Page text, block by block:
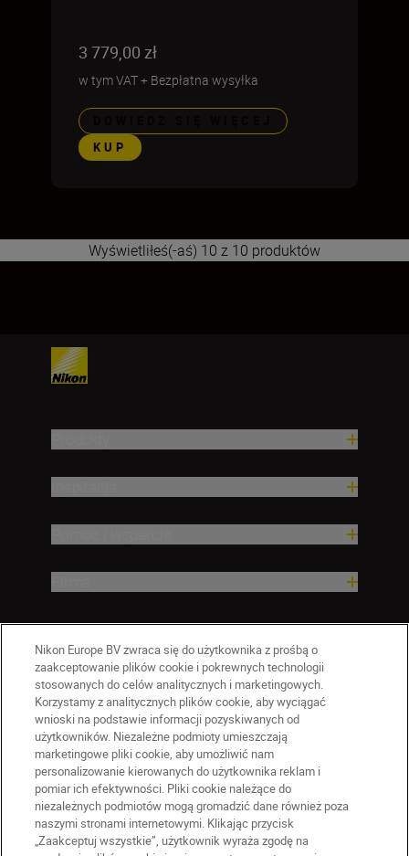
3 779,00 zł
w tym VAT+ Bezpłatna wysyłka
KUP
Wyświetliłeś(-aś) 10 z 10 produktów
PL Nikon Sites
Nikon Europe BV zwraca się do użytkownika z prośbą o
zaakceptowanie plików cookie i pokrewnych technologii
stosowanych do celów analitycznych i marketingowych.
Korzystamy z analitycznych plików cookie, aby wyciągać
wnioski na podstawie informacji pozyskiwanych od
użytkowników. Niezależne podmioty umieszczają
marketingowe pliki cookie, aby umożliwić nam
personalizowanie kierowanych do użytkownika reklam i
pomiar ich efektywności. Pliki cookie należące do
niezależnych podmiotów mogą gromadzić dane również poza
naszymi stronami internetowymi. Klikając przycisk
„Zaakceptuj wszystkie”, użytkownik wyraża zgodę na